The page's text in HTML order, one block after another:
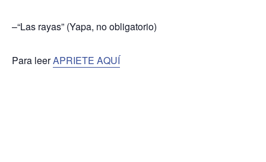
–“Las rayas” (Yapa, no obligatorio)
Para leerAPRIETE AQUÍ